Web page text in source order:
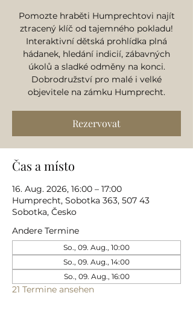
Pomozte hraběti Humprechtovi najít
ztracený klíč od tajemného pokladu!
Interaktivní dětská prohlídka plná
hádanek, hledání indicií, zábavných
úkolů a sladké odměny na konci.
Dobrodružství pro malé i velké
objevitele na zámku Humprecht.
Rezervovat
Čas a místo
16. Aug. 2026, 16:00 – 17:00
Humprecht, Sobotka 363, 507 43
Sobotka, Česko
Andere Termine
So., 09. Aug., 10:00
So., 09. Aug., 14:00
So., 09. Aug., 16:00
21 Termine ansehen